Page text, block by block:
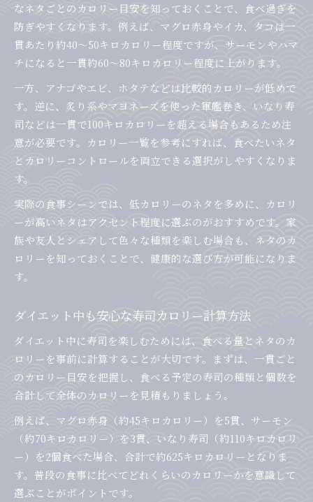
なネタごとのカロリー目安を知っておくことで、食べ過ぎを
防ぎやすくなります。例えば、マグロ赤身やイカ、タコは一
貫あたり約40～50キロカロリー程度ですが、サーモンやハマ
チになると一貫約60～80キロカロリー程度に上がります。
一方、アナゴやエビ、ホタテなどは比較的カロリーが低めで
す。逆に、炙り系やマヨネーズを使った軍艦巻き、いなり寿
司などは一貫で100キロカロリーを超える場合もあるため注
意が必要です。カロリー一覧を参考にすれば、食べたいネタ
とカロリーコントロールを両立できる選択がしやすくなりま
す。
実際の食事シーンでは、低カロリーのネタを多めに、カロリ
ーが高いネタはアクセント程度に選ぶのがおすすめです。家
族や友人とシェアして色々な種類を楽しむ場合も、ネタのカ
ロリーを知っておくことで、健康的な選び方が可能になりま
す。
ダイエット中も安心な寿司カロリー計算方法
ダイエット中に寿司を楽しむためには、食べる量とネタのカ
ロリーを事前に計算することが大切です。まずは、一貫ごと
のカロリー目安を把握し、食べる予定の寿司の種類と個数を
合計して全体のカロリーを見積もりましょう。
例えば、マグロ赤身（約45キロカロリー）を5貫、サーモン
（約70キロカロリー）を3貫、いなり寿司（約110キロカロリ
ー）を2個食べた場合、合計で約625キロカロリーとなりま
す。普段の食事に比べてどれくらいのカロリーかを意識して
選ぶことがポイントです。